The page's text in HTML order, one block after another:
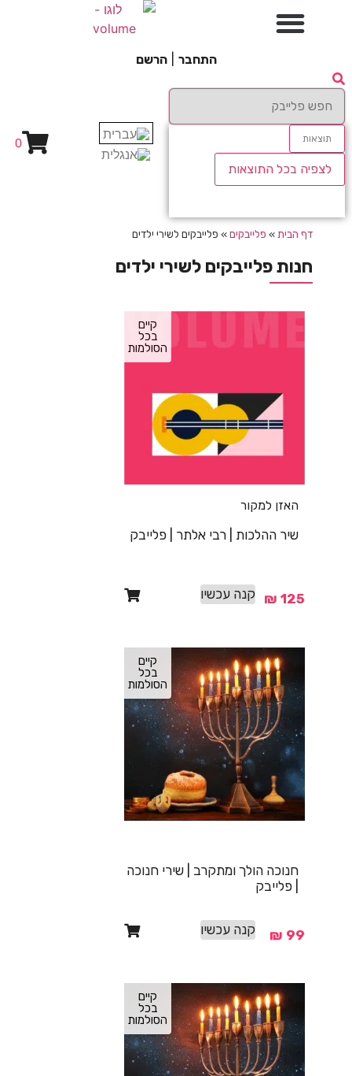
התחבר הרשם
תוצאות
לצפיה בכל התוצאות
0
דף הבית » פלייבקים» פלייבקים לשירי ילדים
חנות פלייבקים לשירי ילדים
קיים
בכל
הסולמות
האזן למקור
שיר ההלכות | רבי אלתר | פלייבק
₪ 125 קנה עכשיו
קיים
בכל
הסולמות
חנוכה הולך ומתקרב | שירי חנוכה
| פלייבק
₪ 99 קנה עכשיו
קיים
בכל
הסולמות